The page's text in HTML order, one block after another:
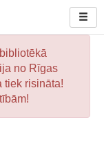
no Rīgas
tiek risināta!